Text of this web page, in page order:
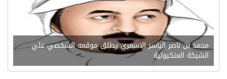
محمد بن ناصر الياسر الاسمري يطلق موقعه الشخصي علي
الشبكة العنكبوتية